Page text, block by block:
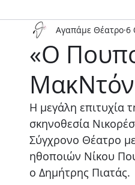
Αρχαία Τραγωδία
Μουσική παράσταση
«Ο
Αγαπάμε Θέατρο 6
Η μεγάλη επιτυχία
σκηνοθεσία
Σύγχρονο Θέατρο
ηθοποιών Νίκου
ο Δημήτρης Πιατάς.